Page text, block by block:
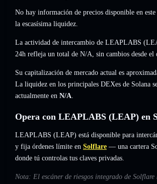
No hay información de precios disponible en
la escasísima liquidez.
La actividad de intercambio de LEAPLABS
24h refleja un total de N/A, sin cambios desde el
Su capitalización de mercado actual es
La liquidez en los principales DEXes de Solana
actualmente en N/A.
Opera con LEAPLABS (LEAP) en
LEAPLABS (LEAP) está disponible para
y fija órdenes límite en Solflare — una cartera
donde tú controlas tus claves privadas.
Nota: El escáner de riesgos integrado de Solflare